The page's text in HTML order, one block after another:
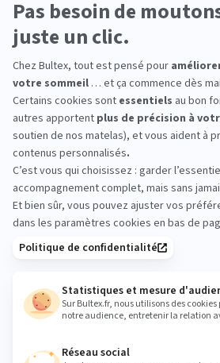
la chambre d’appoint, Bultex
*Marque la plus détenue : 18 599
Iligo.
LITRIMARCHE
: essayez avant
Passez en magasin pour
les formats. Allongez‑vous
plusieurs modèles pour ressentir
Vous repartez avec un choix clair
parthenay@litri.fr
Heures
Lundi 10:00 -
Mercredi